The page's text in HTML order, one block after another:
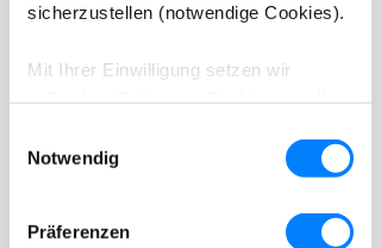
sicherzustellen (notwendige Cookies).
Mit Ihrer Einwilligung setzen wir
Region) zu speichern, Statistik-
Cookies, um die Nutzung unserer
Website anonym zu analysieren, und
Marketing-Cookies, um Anfragen und
Notwendig
Präferenzen